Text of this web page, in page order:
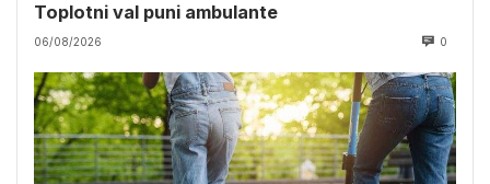
Toplotni val puni ambulante
06/08/2026 0